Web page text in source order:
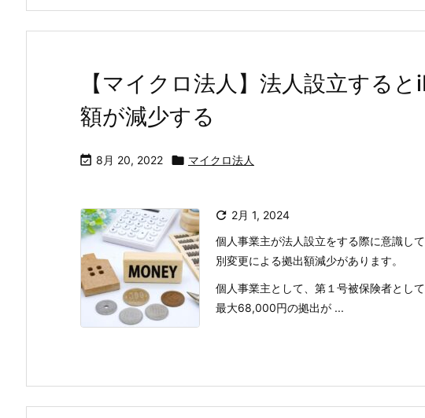
【マイクロ法人】法人設立する
額が減少する
 8月 20, 2022  マイクロ法人
 2月 1, 2024
個人事業主が法人設立をする際に意識し
別変更による拠出額減少があります。
個人事業主として、第１号被保険者とし
最大68,000円の拠出が ...